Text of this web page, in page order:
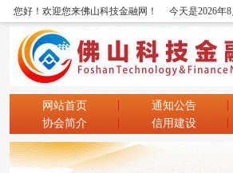
您好！欢迎您来佛山科技金融网！ 今天是2026年
网站首页 通知公告
协会简介
信用建设